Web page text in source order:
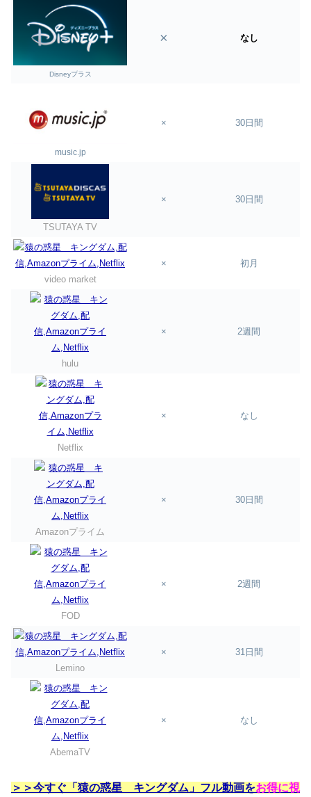
Disneyプラス
× なし
music.jp
× 30日間
TSUTAYA TV
× 30日間
video market
× 初月
hulu
× 2週間
Netflix
× なし
Amazonプライム
× 30日間
FOD
× 2週間
Lemino
× 31日間
AbemaTV
× なし
＞＞今すぐ「猿の惑星 キングダム」フル動画をお得に視